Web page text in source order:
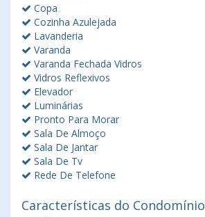
Copa
Cozinha Azulejada
Lavanderia
Varanda
Varanda Fechada Vidros
Vidros Reflexivos
Elevador
Luminárias
Pronto Para Morar
Sala De Almoço
Sala De Jantar
Sala De Tv
Rede De Telefone
Características do Condomínio